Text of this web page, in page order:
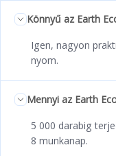
Könnyű az Earth
Igen, nagyon
nyom.
Mennyi az Earth
5 000 darabig
8 munkanap.